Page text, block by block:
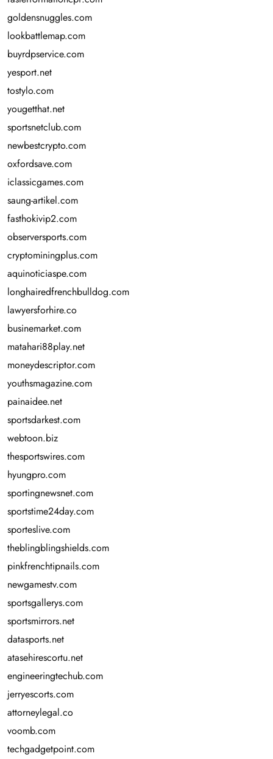
goldensnuggles.com
lookbattlemap.com
buyrdpservice.com
yesport.net
tostylo.com
yougetthat.net
sportsnetclub.com
newbestcrypto.com
oxfordsave.com
iclassicgames.com
saung-artikel.com
fasthokivip2.com
observersports.com
cryptominingplus.com
aquinoticiaspe.com
longhairedfrenchbulldog.com
lawyersforhire.co
businemarket.com
matahari88play.net
moneydescriptor.com
youthsmagazine.com
painaidee.net
sportsdarkest.com
webtoon.biz
thesportswires.com
hyungpro.com
sportingnewsnet.com
sportstime24day.com
sporteslive.com
theblingblingshields.com
pinkfrenchtipnails.com
newgamestv.com
sportsgallerys.com
sportsmirrors.net
datasports.net
atasehirescortu.net
engineeringtechub.com
jerryescorts.com
attorneylegal.co
voomb.com
techgadgetpoint.com